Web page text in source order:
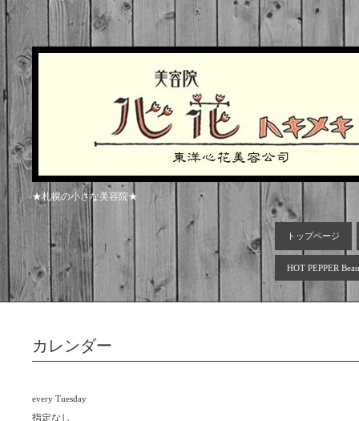
★札幌の小さな美容院★
トップページ
HOT PEPPER
カレンダー
every Tuesday
指定なし